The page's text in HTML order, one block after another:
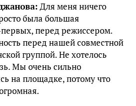
Для меня ничего
была большая
первых, перед режиссером.
перед нашей совместной
группой. Не хотелось
Мы очень сильно
на площадке, потому что